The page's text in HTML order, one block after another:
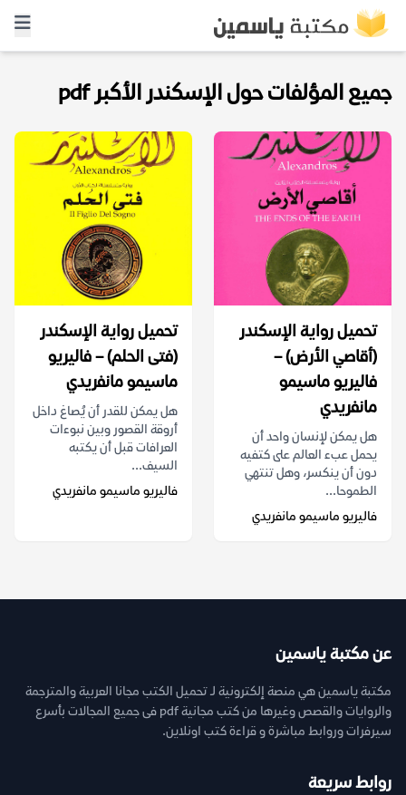
جميع المؤلفات حول الإسكندر الأكبر pdf
تحميل رواية الإسكندر
(أقاصي الأرض) –
فاليريو ماسيمو
مانفريدي
هل يمكن لإنسان واحد أن
يحمل عبء العالم على كتفيه
دون أن ينكسر، وهل تنتهي
الطموحا...
فاليريو ماسيمو مانفريدي
تحميل رواية الإسكندر
(فتى الحلم) – فاليريو
ماسيمو مانفريدي
هل يمكن للقدر أن يُصاغ داخل
أروقة القصور وبين نبوءات
العرافات قبل أن يكتبه
السيف...
فاليريو ماسيمو مانفريدي
عن مكتبة ياسمين
مكتبة ياسمين هي منصة إلكترونية لـ تحميل الكتب مجانا العربية والمترجمة
والروايات والقصص وغيرها من كتب مجانية pdf فى جميع المجالات بأسرع
سيرفرات وروابط مباشرة و قراءة كتب اونلاين.
روابط سريعة